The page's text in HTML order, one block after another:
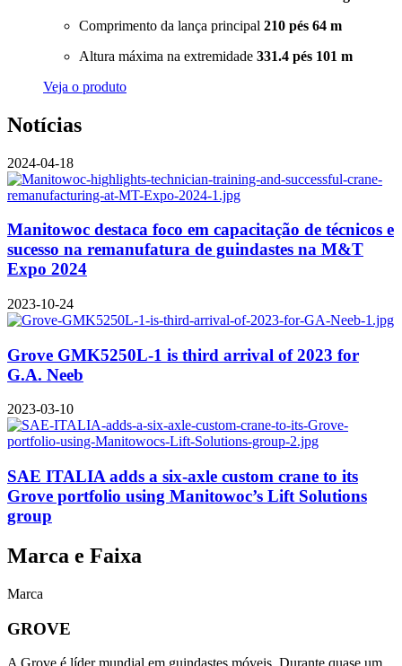
Comprimento da lança principal 210 pés 64 m
Altura máxima na extremidade 331.4 pés 101 m
Veja o produto
Notícias
2024-04-18
Manitowoc destaca foco em capacitação de técnicos e
sucesso na remanufatura de guindastes na M&T
Expo 2024
2023-10-24
Grove GMK5250L-1 is third arrival of 2023 for
G.A. Neeb
2023-03-10
SAE ITALIA adds a six-axle custom crane to its
Grove portfolio using Manitowoc’s Lift Solutions
group
Marca e Faixa
Marca
GROVE